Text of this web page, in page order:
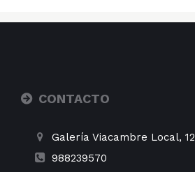
CONTACTO
Galería Viacambre Local, 12
988239570